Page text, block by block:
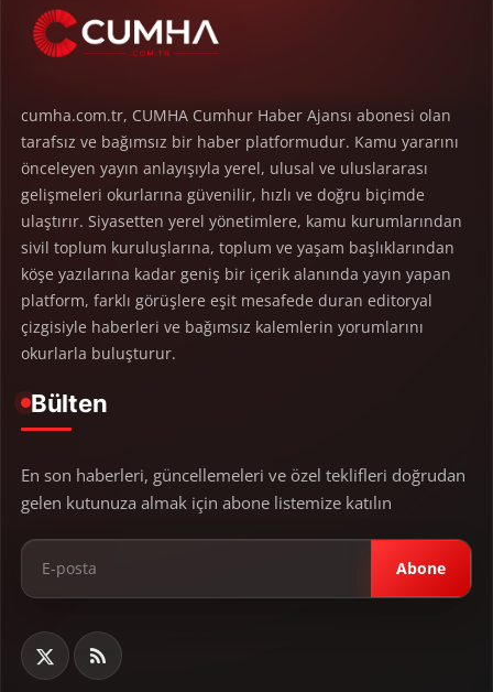
cumha.com.tr, CUMHA Cumhur Haber Ajansı abonesi olan
tarafsız ve bağımsız bir haber platformudur. Kamu yararını
önceleyen yayın anlayışıyla yerel, ulusal ve uluslararası
gelişmeleri okurlarına güvenilir, hızlı ve doğru biçimde
ulaştırır. Siyasetten yerel yönetimlere, kamu kurumlarından
sivil toplum kuruluşlarına, toplum ve yaşam başlıklarından
köşe yazılarına kadar geniş bir içerik alanında yayın yapan
platform, farklı görüşlere eşit mesafede duran editoryal
çizgisiyle haberleri ve bağımsız kalemlerin yorumlarını
okurlarla buluşturur.
Bülten
En son haberleri, güncellemeleri ve özel teklifleri doğrudan
gelen kutunuza almak için abone listemize katılın
Abone